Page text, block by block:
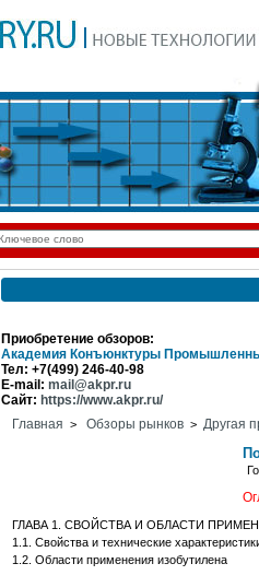
Приобретение обзоров:
Академия Конъюнктуры
Тел: +7(499) 246-40-98
E-mail: mail@akpr.ru
Сайт: https://www.akpr.ru/
Главная > Обзоры рынков > Другая
ГЛАВА 1. СВОЙСТВА И ОБЛАСТИ
1.1. Свойства и технические
1.2. Области применения изобутилена